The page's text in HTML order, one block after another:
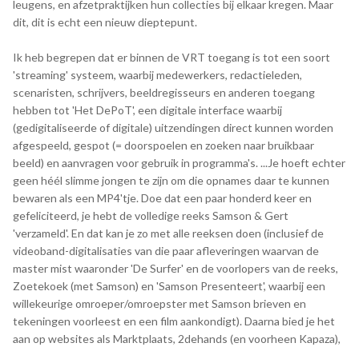
leugens, en afzetpraktijken hun collecties bij elkaar kregen. Maar
dit, dit is echt een nieuw dieptepunt.
Ik heb begrepen dat er binnen de VRT toegang is tot een soort
'streaming' systeem, waarbij medewerkers, redactieleden,
scenaristen, schrijvers, beeldregisseurs en anderen toegang
hebben tot 'Het DePoT', een digitale interface waarbij
(gedigitaliseerde of digitale) uitzendingen direct kunnen worden
afgespeeld, gespot (= doorspoelen en zoeken naar bruikbaar
beeld) en aanvragen voor gebruik in programma's. ...Je hoeft echter
geen héél slimme jongen te zijn om die opnames daar te kunnen
bewaren als een MP4'tje. Doe dat een paar honderd keer en
gefeliciteerd, je hebt de volledige reeks Samson & Gert
'verzameld'. En dat kan je zo met alle reeksen doen (inclusief de
videoband-digitalisaties van die paar afleveringen waarvan de
master mist waaronder 'De Surfer' en de voorlopers van de reeks,
Zoetekoek (met Samson) en 'Samson Presenteert', waarbij een
willekeurige omroeper/omroepster met Samson brieven en
tekeningen voorleest en een film aankondigt). Daarna bied je het
aan op websites als Marktplaats, 2dehands (en voorheen Kapaza),